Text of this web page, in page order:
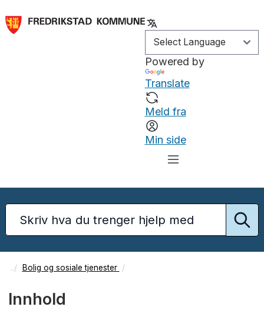
Powered by
Translate
Meld fra
Min side
Bolig og sosiale tjenester
Innhold